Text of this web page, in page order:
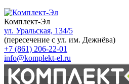
Комплект-Эл
ул. Уральская, 134/5
(пересечение с ул. им. Дежнёва)
+7 (861) 206-22-01
info@komplekt-el.ru